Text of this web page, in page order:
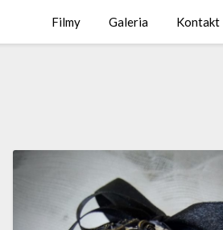
Filmy Galeria Kontakt